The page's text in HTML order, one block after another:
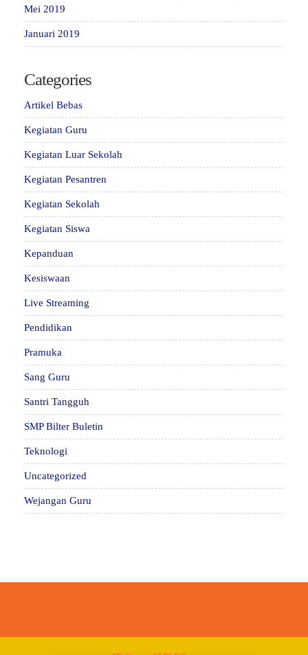
Mei 2019
Januari 2019
Categories
Artikel Bebas
Kegiatan Guru
Kegiatan Luar Sekolah
Kegiatan Pesantren
Kegiatan Sekolah
Kegiatan Siswa
Kepanduan
Kesiswaan
Live Streaming
Pendidikan
Pramuka
Sang Guru
Santri Tangguh
SMP Bilter Buletin
Teknologi
Uncategorized
Wejangan Guru